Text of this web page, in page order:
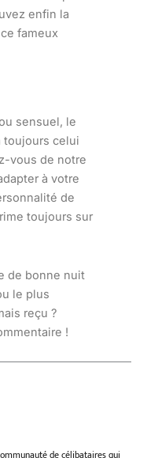
enfin la
fameux
sensuel, le
toujours celui
vous de notre
à votre
de
toujours sur
de bonne nuit
le plus
reçu ?
!